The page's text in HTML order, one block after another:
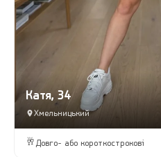
Катя, 34
Хмельницький
🥂 Довго- або короткострокові